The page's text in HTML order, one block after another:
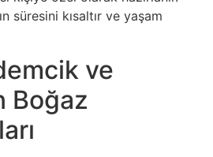
süresini kısaltır ve yaşam
ve
Boğaz